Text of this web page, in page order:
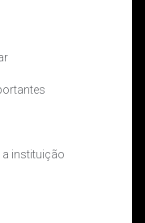
a instituição